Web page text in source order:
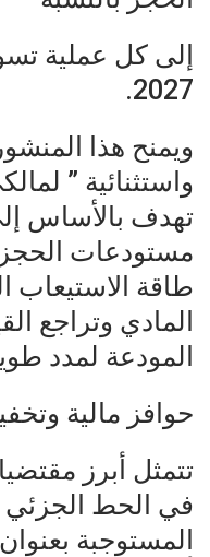
2027.
ويمنح هذا
واستثنائية ”
تهدف بالأساس
مستودعات الحجز
طاقة الاستيعاب
المادي وتراجع
المودعة لمدد
حوافز مالية
تتمثل أبرز
في الحط الجزئي
المستوجبة